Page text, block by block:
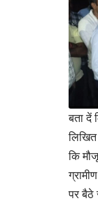
बता दें
लिखित
कि
पर बैठे